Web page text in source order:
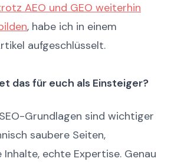
AEO und GEO weiterhin
, habe ich in einem
aufgeschlüsselt.
das für euch als Einsteiger?
Grundlagen sind wichtiger
saubere Seiten,
echte Expertise. Genau